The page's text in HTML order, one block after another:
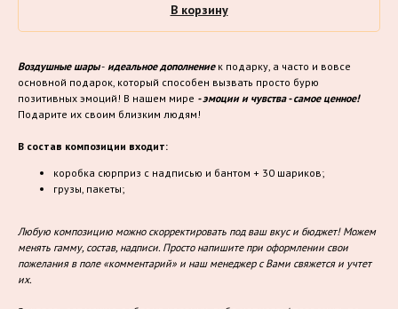
В корзину
Воздушные шары- идеальное дополнениек подарку, а часто и вовсе
основной подарок, который способен вызвать просто бурю
позитивных эмоций! В нашем мире - эмоции и чувства - самое ценное!
Подарите их своим близким людям!
В состав композиции входит:
коробка сюрприз с надписью и бантом + 30 шариков;
грузы, пакеты;
Любую композицию можно скорректировать под ваш вкус и бюджет! Можем
менять гамму, состав, надписи. Просто напишите при оформлении свои
пожелания в поле «комментарий» и наш менеджер с Вами свяжется и учтет
их.